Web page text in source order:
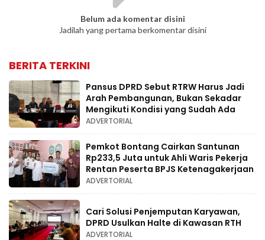
Belum ada komentar disini
Jadilah yang pertama berkomentar disini
BERITA TERKINI
Pansus DPRD Sebut RTRW Harus Jadi
Arah Pembangunan, Bukan Sekadar
Mengikuti Kondisi yang Sudah Ada
ADVERTORIAL
Pemkot Bontang Cairkan Santunan
Rp233,5 Juta untuk Ahli Waris Pekerja
Rentan Peserta BPJS Ketenagakerjaan
ADVERTORIAL
Cari Solusi Penjemputan Karyawan,
DPRD Usulkan Halte di Kawasan RTH
ADVERTORIAL